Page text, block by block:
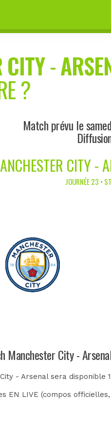
CITY-
?
Match prévu le
CITY -
JOURNÉE 23 •
Manchester City -
- Arsenal sera disponible
EN LIVE (compos